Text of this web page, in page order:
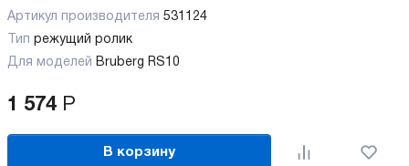
Артикул производителя 531124
Тип режущий ролик
Для моделей Bruberg RS10
1 574 Р
В корзину